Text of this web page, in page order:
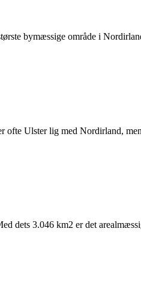
bymæssige område i
ofte Ulster lig med Nordirland,
dets 3.046 km2 er det